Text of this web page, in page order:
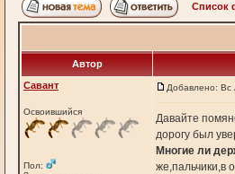
Список
Автор
Савант
Освоившийся
Пол:
Добавлено: Вс
Давайте
дорогу был
Многие ли
же,пальчики,в